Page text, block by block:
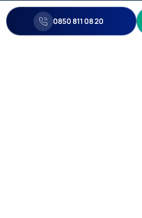
0850 811 08 20
0850 811 08 20